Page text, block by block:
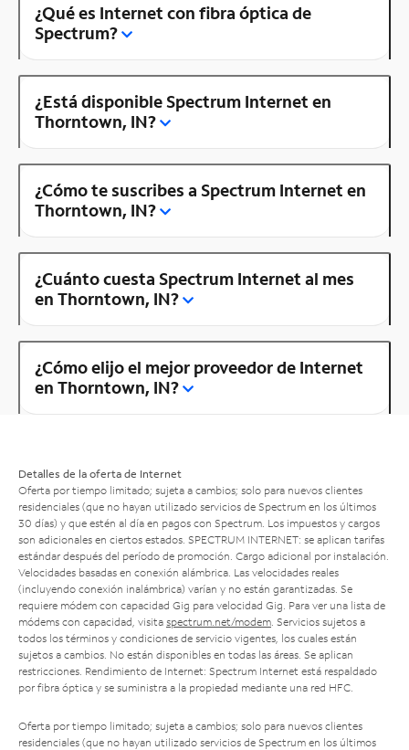
¿Qué es Internet con fibra óptica de
Spectrum?
¿Está disponible Spectrum Internet en
Thorntown, IN?
¿Cómo te suscribes a Spectrum Internet en
Thorntown, IN?
¿Cuánto cuesta Spectrum Internet al mes
en Thorntown, IN?
¿Cómo elijo el mejor proveedor de Internet
en Thorntown, IN?
Detalles de la oferta de Internet
Oferta por tiempo limitado; sujeta a cambios; solo para nuevos clientes
residenciales (que no hayan utilizado servicios de Spectrum en los últimos
30 días) y que estén al día en pagos con Spectrum. Los impuestos y cargos
son adicionales en ciertos estados. SPECTRUM INTERNET: se aplican tarifas
estándar después del período de promoción. Cargo adicional por instalación.
Velocidades basadas en conexión alámbrica. Las velocidades reales
(incluyendo conexión inalámbrica) varían y no están garantizadas. Se
requiere módem con capacidad Gig para velocidad Gig. Para ver una lista de
módems con capacidad, visita spectrum.net/modem . Servicios sujetos a
todos los términos y condiciones de servicio vigentes, los cuales están
sujetos a cambios. No están disponibles en todas las áreas. Se aplican
restricciones. Rendimiento de Internet: Spectrum Internet está respaldado
por fibra óptica y se suministra a la propiedad mediante una red HFC.
Oferta por tiempo limitado; sujeta a cambios; solo para nuevos clientes
residenciales (que no hayan utilizado servicios de Spectrum en los últimos